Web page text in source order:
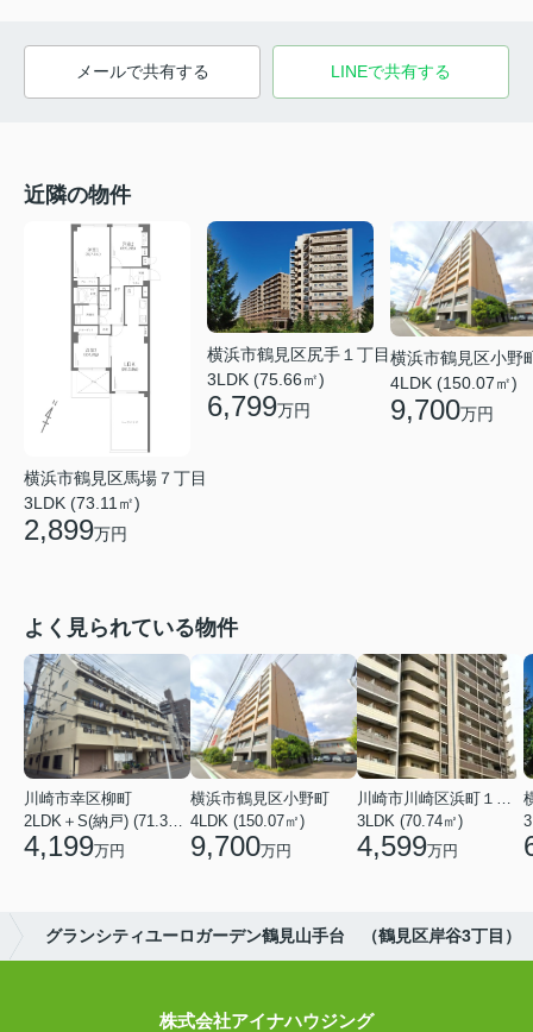
メールで共有する LINEで共有する
近隣の物件
横浜市鶴見区馬場７丁目
3LDK (73.11㎡)
2,899万円
横浜市鶴見区尻手１丁目
3LDK (75.66㎡)
6,799万円
横浜市鶴見区小野
4LDK (150.07㎡)
9,700万円
よく見られている物件
川崎市幸区柳町
4,199万円
横浜市鶴見区小野町
4LDK (150.07㎡)
9,700万円
3LDK (70.74㎡)
4,599万円
グランシティユーロガーデン鶴見山手台 （鶴見区岸谷3丁目）
株式会社アイナハウジング